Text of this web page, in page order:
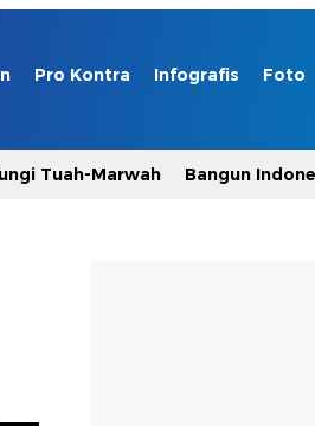
Pro Kontra Infografis Foto
Tuah-Marwah Bangun